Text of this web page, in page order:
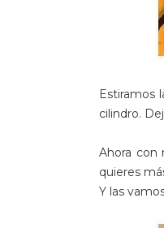
Estiramos
cilindro.
Ahora con
quieres
Y las